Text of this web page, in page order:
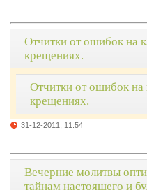
Отчитки от ошибок на
крещениях.
Отчитки от ошибок на
крещениях.
31-12-2011, 11:54
Вечерние молитвы
тайнам настоящего и